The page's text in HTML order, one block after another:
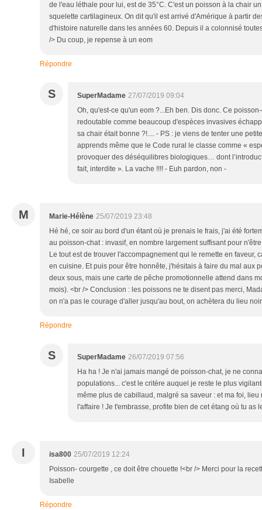
de l'eau léthale pour lui, est de 35°C. C'est un poisson à la chair
squelette cartilagineux. On dit qu'il est arrivé d'Amérique à partir
d'histoire naturelle dans les années 60. Depuis il a colonnisé
/> Du coup, je repense à un eom
Répondre
S SuperMadame 27/07/2019 09:04
Oh, qu'est-ce qu'un eom ?...Eh ben. Dis donc. Ce
redoutable comme beaucoup d'espèces invasives
sa chair était bonne ?!.... - PS : je viens de tenter une
apprends même que le Code rural le classe comme «
provoquer des déséquilibres biologiques… dont
fait, interdite ». La vache !!!! - Euh pardon, non -
M Marie-Hélène 25/07/2019 23:48
Hé hé, ce soir au bord d'un étant où je prenais le frais, j'ai été
au poisson-chat : invasif, en nombre largement suffisant pour
Le tout est de trouver l'accompagnement qui le remette en faveur,
en cuisine. Et puis pour être honnête, j'hésitais à faire du mal aux
deux sous, mais une carte de pêche promotionnelle attend dans
mois). <br /> Conclusion : les poissons ne te disent pas merci,
on n'a pas le courage d'aller jusqu'au bout, on achètera du lieu
Répondre
S SuperMadame 26/07/2019 07:56
Ha ha ! Je n'ai jamais mangé de poisson-chat, je ne
populations... c'est le critère auquel je reste le plus
même plus de cabillaud, malgré sa saveur : et ma foi,
l'affaire ! Je t'embrasse, profite bien de cet étang où tu as
I isa800 25/07/2019 12:24
Poisson- courgette , ce doit être chouette !<br /> Merci pour la
Isabelle
Répondre